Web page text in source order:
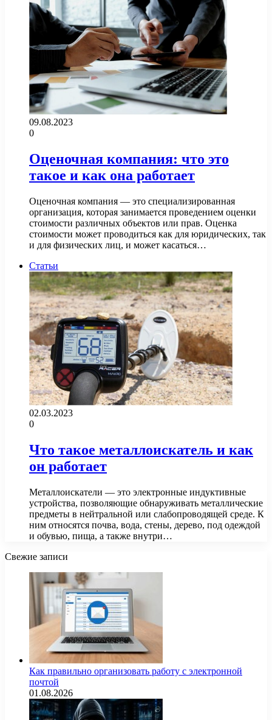
09.08.2023
0
Оценочная компания: что это
такое и как она работает
Оценочная компания — это специализированная
организация, которая занимается проведением оценки
стоимости различных объектов или прав. Оценка
стоимости может проводиться как для юридических, так
и для физических лиц, и может касаться…
Статьи
02.03.2023
0
Что такое металлоискатель и как
он работает
Металлоискатели — это электронные индуктивные
устройства, позволяющие обнаруживать металлические
предметы в нейтральной или слабопроводящей среде. К
ним относятся почва, вода, стены, дерево, под одеждой
и обувью, пища, а также внутри…
Свежие записи
Как правильно организовать работу с электронной
почтой
01.08.2026